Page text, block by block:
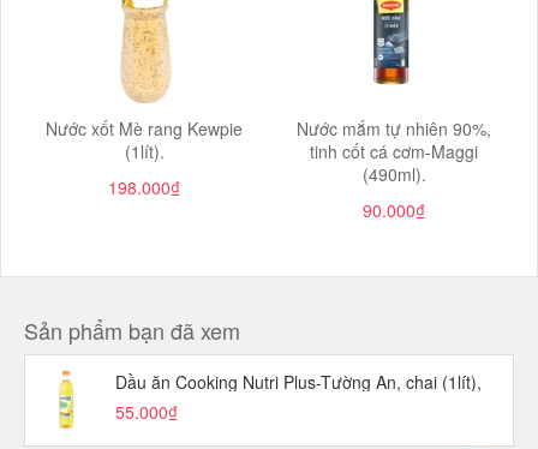
Nước xốt Mè rang Kewpie
(1lít).
198.000₫
Nước mắm tự nhiên 90%,
tinh cốt cá cơm-Maggi
(490ml).
90.000₫
Sản phẩm bạn đã xem
Dầu ăn Cooking Nutri Plus-Tường An, chai (1lít),
55.000₫